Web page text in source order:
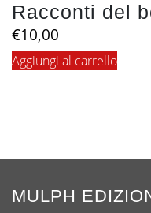
Racconti del
€10,00
Aggiungi al carrello
MULPH